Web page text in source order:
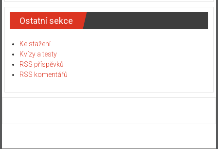
Ostatní sekce
Ke stažení
Kvízy a testy
RSS příspěvků
RSS komentářů